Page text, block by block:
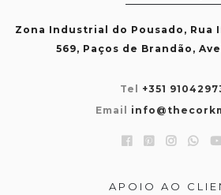
Zona Industrial do Pousado, Rua
569, Paços de Brandão,
Tel +351
Email
APOIO AO